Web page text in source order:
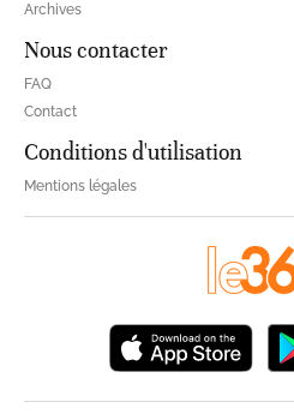
Archives
Nous contacter
FAQ
Contact
Conditions d'utilisation
Mentions légales